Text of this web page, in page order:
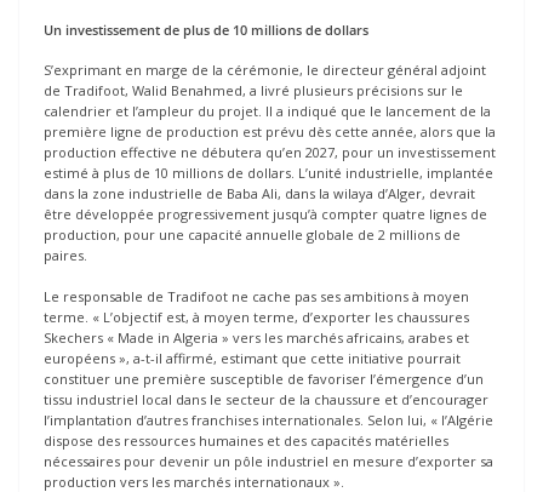
Un investissement de plus de 10 millions de dollars
S’exprimant en marge de la cérémonie, le directeur général adjoint
de Tradifoot, Walid Benahmed, a livré plusieurs précisions sur le
calendrier et l’ampleur du projet. Il a indiqué que le lancement de la
première ligne de production est prévu dès cette année, alors que la
production effective ne débutera qu’en 2027, pour un investissement
estimé à plus de 10 millions de dollars. L’unité industrielle, implantée
dans la zone industrielle de Baba Ali, dans la wilaya d’Alger, devrait
être développée progressivement jusqu’à compter quatre lignes de
production, pour une capacité annuelle globale de 2 millions de
paires.
Le responsable de Tradifoot ne cache pas ses ambitions à moyen
terme. « L’objectif est, à moyen terme, d’exporter les chaussures
Skechers « Made in Algeria » vers les marchés africains, arabes et
européens », a-t-il affirmé, estimant que cette initiative pourrait
constituer une première susceptible de favoriser l’émergence d’un
tissu industriel local dans le secteur de la chaussure et d’encourager
l’implantation d’autres franchises internationales. Selon lui, « l’Algérie
dispose des ressources humaines et des capacités matérielles
nécessaires pour devenir un pôle industriel en mesure d’exporter sa
production vers les marchés internationaux ».